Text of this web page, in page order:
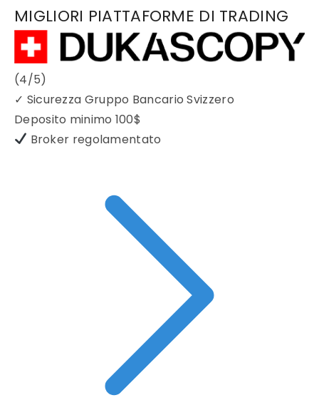
MIGLIORI PIATTAFORME DI TRADING
(4/5)
✓ Sicurezza Gruppo Bancario Svizzero
Deposito minimo 100$
Broker regolamentato